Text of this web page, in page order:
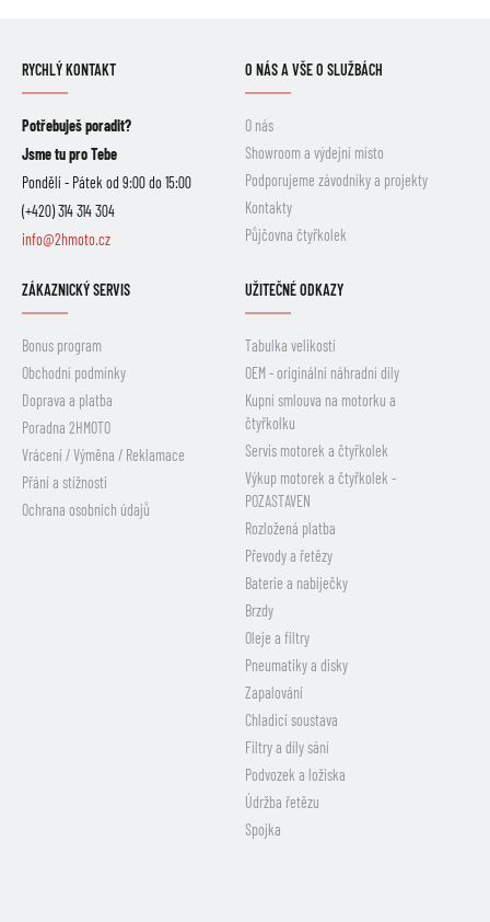
RYCHLÝ KONTAKT
Potřebuješ poradit?
Jsme tu pro Tebe
Pondělí - Pátek od 9:00 do 15:00
(+420) 314 314 304
info@2hmoto.cz
O NÁS A VŠE O SLUŽBÁCH
O nás
Showroom a výdejní místo
Podporujeme závodníky a projekty
Kontakty
Půjčovna čtyřkolek
ZÁKAZNICKÝ SERVIS
Bonus program
Obchodní podmínky
Doprava a platba
Poradna 2HMOTO
Vrácení / Výměna / Reklamace
Přání a stížnosti
Ochrana osobních údajů
UŽITEČNÉ ODKAZY
Tabulka velikostí
OEM - originální náhradní díly
Kupní smlouva na motorku a
čtyřkolku
Servis motorek a čtyřkolek
Výkup motorek a čtyřkolek -
POZASTAVEN
Rozložená platba
Převody a řetězy
Baterie a nabíječky
Brzdy
Oleje a filtry
Pneumatiky a disky
Zapalování
Chladicí soustava
Filtry a díly sání
Podvozek a ložiska
Údržba řetězu
Spojka